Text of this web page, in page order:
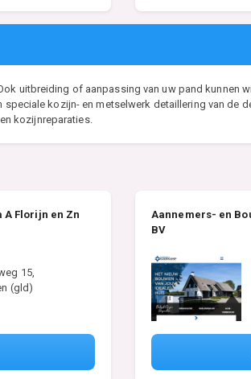
uitbreiding of aanpassing van uw pand kunnen
kozijn- en metselwerk detaillering van de
kozijnreparaties.
A Florijn en Zn
15,
(gld)
Aannemers- en
BV